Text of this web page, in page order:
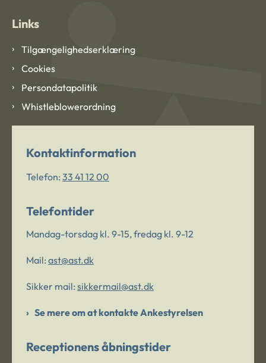
Links
Tilgængelighedserklæring
Cookies
Persondatapolitik
Whistleblowerordning
Kontaktinformation
Telefon: 33 41 12 00
Telefontider
Mandag-torsdag kl. 9-15, fredag kl. 9-12
Mail: ast@ast.dk
Sikker mail: sikkermail@ast.dk
Se mere om at kontakte Ankestyrelsen
Receptionens åbningstider